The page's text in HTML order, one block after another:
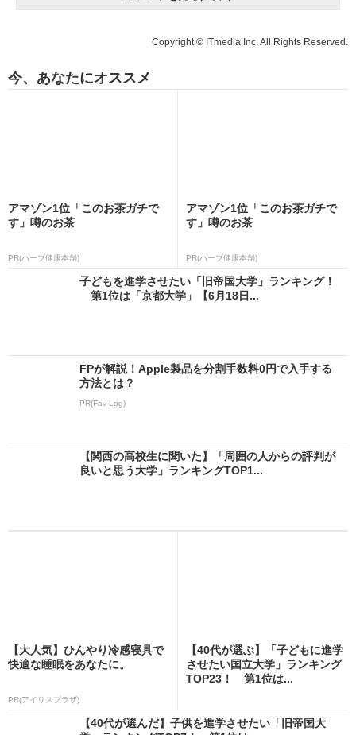
Copyright © ITmedia Inc. All Rights Reserved.
今、あなたにオススメ
アマゾン1位「このお茶ガチで
す」噂のお茶
PR(ハーブ健康本舗)
アマゾン1位「このお茶ガチで
す」噂のお茶
PR(ハーブ健康本舗)
子どもを進学させたい「旧帝国大学」ランキング！
第1位は「京都大学」【6月18日...
FPが解説！Apple製品を分割手数料0円で入手する
方法とは？
PR(Fav-Log)
【関西の高校生に聞いた】「周囲の人からの評判が
良いと思う大学」ランキングTOP1...
【大人気】ひんやり冷感寝具で
快適な睡眠をあなたに。
PR(アイリスプラザ)
【40代が選ぶ】「子どもに進学
させたい国立大学」ランキング
TOP23！ 第1位は...
【40代が選んだ】子供を進学させたい「旧帝国大